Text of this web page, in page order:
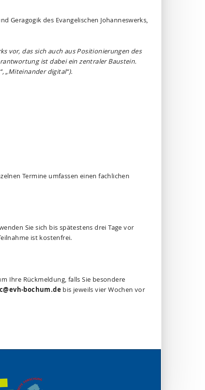
Geragogik des Evangelischen Johanneswerks,
vor, das sich auch aus Positionierungen des
ist dabei ein zentraler Baustein.
„Miteinander digital“).
Termine umfassen einen fachlichen
Sie sich bis spätestens drei Tage vor
ist kostenfrei.
Ihre Rückmeldung, falls Sie besondere
bochum.de bis jeweils vier Wochen vor